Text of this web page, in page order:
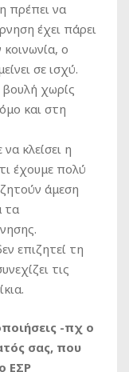
πρέπει να
έχει πάρει
ο
σε ισχύ.
βουλή χωρίς
και στη
κλείσει η
έχουμε πολύ
άμεση
τα
επιζητεί τη
τις
-πχ ο
σας, που
ΕΣΡ